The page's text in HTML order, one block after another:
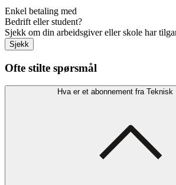
Enkel betaling med
Bedrift eller student?
Sjekk om din arbeidsgiver eller skole har
Sjekk
Ofte stilte spørsmål
Hva er et abonnement fra Teknisk